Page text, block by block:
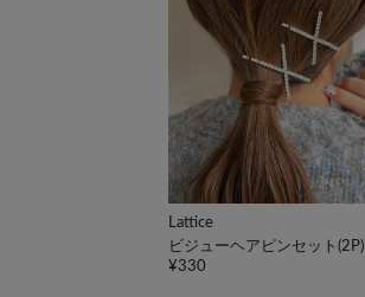
Lattice
ビジューヘアピンセット(2P)
¥330